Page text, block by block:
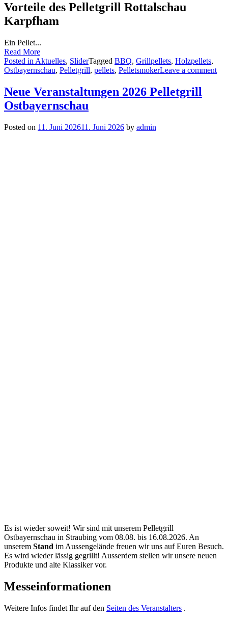
Vorteile des Pelletgrill Rottalschau
Karpfham
Ein Pellet...
Read More
Posted in Aktuelles, SliderTagged BBQ, Grillpellets, Holzpellets,
Ostbayernschau, Pelletgrill, pellets, PelletsmokerLeave a comment
Neue Veranstaltungen 2026 Pelletgrill
Ostbayernschau
Posted on 11. Juni 202611. Juni 2026 by admin
Es ist wieder soweit! Wir sind mit unserem Pelletgrill
Ostbayernschau in Straubing vom 08.08. bis 16.08.2026. An
unserem Stand im Aussengelände freuen wir uns auf Euren Besuch.
Es wird wieder lässig gegrillt! Ausserdem stellen wir unsere neuen
Produkte und alte Klassiker vor.
Messeinformationen
Weitere Infos findet Ihr auf den Seiten des Veranstalters .